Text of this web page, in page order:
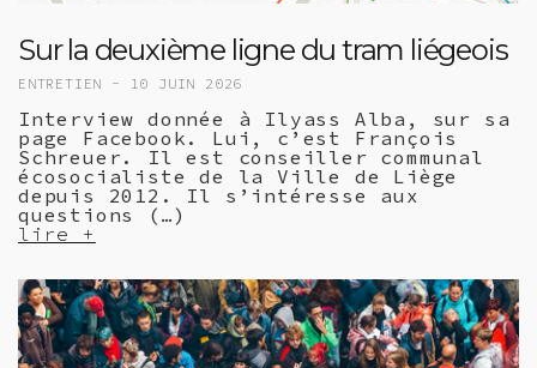
Sur la deuxième ligne du tram liégeois
ENTRETIEN - 10 JUIN 2026
Interview donnée à Ilyass Alba, sur sa
page Facebook. Lui, c’est François
Schreuer. Il est conseiller communal
écosocialiste de la Ville de Liège
depuis 2012. Il s’intéresse aux
questions (…)
lire +